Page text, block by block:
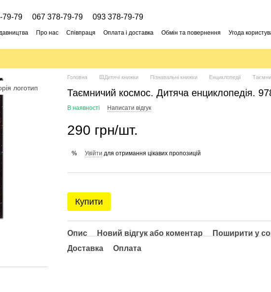
79-79 067 378-79-79 093 378-79-79
Про нас Співпраця Оплата і доставка Обмін та повернення Угода
Головна 🟨Дитячі книжки Пізнавальні книжки Енциклопедії
Таємничий космос. Дитяча енциклопедія.
В наявності Написати відгук
290 грн/шт.
% Увійти для отримання цікавих пропозицій
Купити
Опис Новий відгук або коментар
Поширити у
Доставка
Оплата